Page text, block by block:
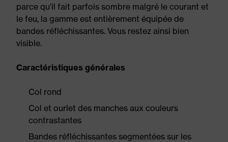
parce qu'il fait parfois sombre malgré le courant et
le feu, la gamme est entièrement équipée de
bandes réfléchissantes. Vous restez ainsi bien
visible.
Caractéristiques générales
Col rond
Col et ourlet des manches aux couleurs
contrastantes
Bandes réfléchissantes segmentées sur les